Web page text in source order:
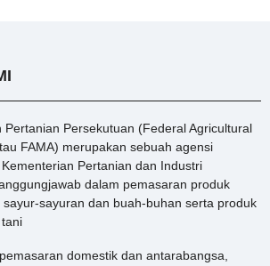
Pertanian Persekutuan (Federal Agricultural
FAMA) merupakan sebuah agensi
Pertanian dan Industri
dalam pemasaran produk
sayuran dan buah-buhan serta produk
domestik dan antarabangsa,